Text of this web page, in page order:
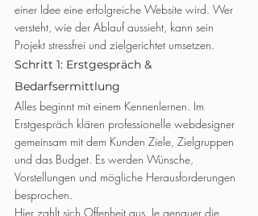
einer Idee eine erfolgreiche Website wird. Wer
versteht, wie der Ablauf aussieht, kann sein
Projekt stressfrei und zielgerichtet umsetzen.
Schritt 1: Erstgespräch &
Bedarfsermittlung
Alles beginnt mit einem Kennenlernen. Im
Erstgespräch klären professionelle webdesigner
gemeinsam mit dem Kunden Ziele, Zielgruppen
und das Budget. Es werden Wünsche,
Vorstellungen und mögliche Herausforderungen
besprochen.
Hier zahlt sich Offenheit aus. Je genauer die